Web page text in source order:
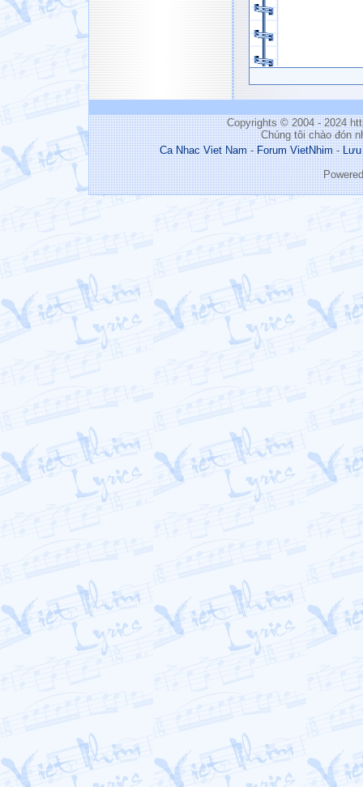
Copyrights © 2004 - 2024
Chúng tôi chào đón
Ca Nhac Viet Nam-Forum VietNhim-